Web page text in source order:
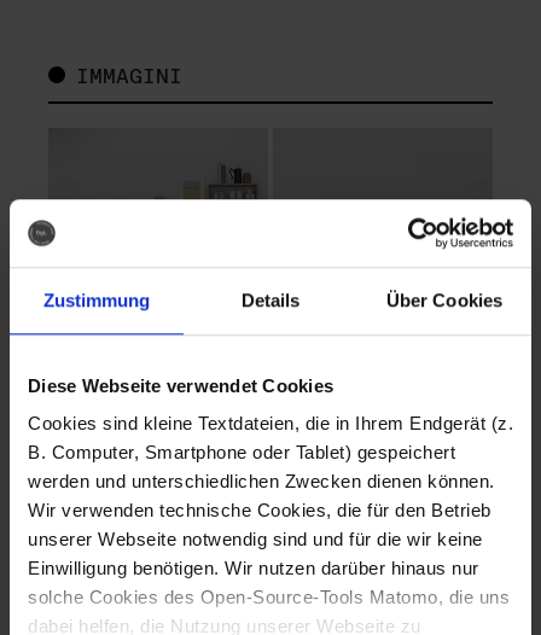
Zustimmung Details Über Cookies
Diese Webseite verwendet Cookies
Cookies sind kleine Textdateien, die in Ihrem Endgerät (z.
B. Computer, Smartphone oder Tablet) gespeichert
werden und unterschiedlichen Zwecken dienen können.
Wir verwenden technische Cookies, die für den Betrieb
unserer Webseite notwendig sind und für die wir keine
Einwilligung benötigen. Wir nutzen darüber hinaus nur
solche Cookies des Open-Source-Tools Matomo, die uns
dabei helfen, die Nutzung unserer Webseite zu
IMMAGINI
Fotografo: Lorenz
Sternbach
Download
Fotografo: Lorenz
Sternbach
Download